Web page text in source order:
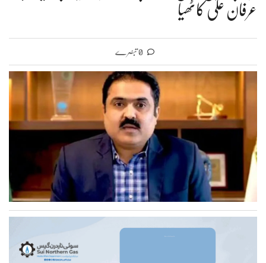
عرفان علی کاٹھیا
0 تبصرے